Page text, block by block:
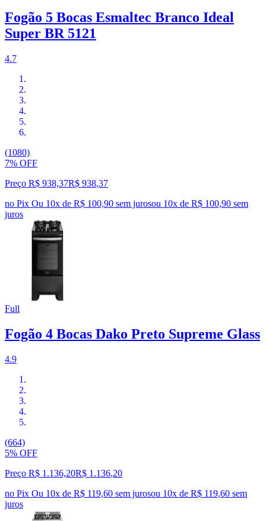
Fogão 5 Bocas Esmaltec Branco Ideal
Super BR 5121
4.7
(1080)
7% OFF
Preço R$ 938,37R$ 938,37
no Pix Ou 10x de R$ 100,90 sem jurosou 10x de R$ 100,90 sem
juros
Full
Fogão 4 Bocas Dako Preto Supreme Glass
4.9
(664)
5% OFF
Preço R$ 1.136,20R$ 1.136,20
no Pix Ou 10x de R$ 119,60 sem jurosou 10x de R$ 119,60 sem
juros